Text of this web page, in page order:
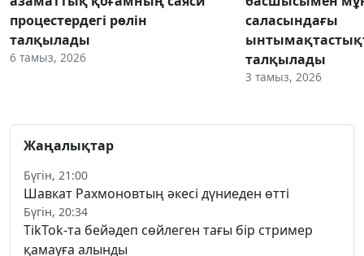
процестердегі рөлін
талқылады
6 тамыз, 2026
саласындағы
талқылады
3 тамыз, 2026
Жаңалықтар
Бүгін, 21:00
Шавкат Рахмоновтың әкесі дүниеден өтті
Бүгін, 20:34
TikTok-та бейәдеп сөйлеген тағы бір стример
қамауға алынды